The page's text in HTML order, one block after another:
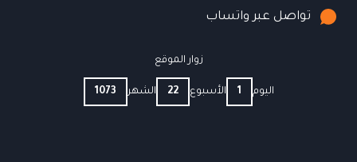
تواصل عبر واتساب
زوار الموقع
اليوم 1 الأسبوع 22 الشهر 1073